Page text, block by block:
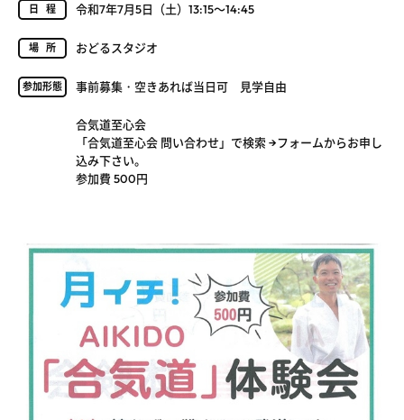
日程 令和7年7月5日（土）13:15～14:45
場所 おどるスタジオ
参加形態 事前募集・空きあれば当日可 見学自由
合気道至心会
「合気道至心会 問い合わせ」で検索 →フォームからお申し
込み下さい。
参加費 500円